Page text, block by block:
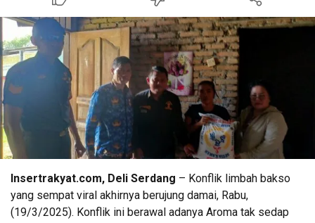
Insertrakyat.com, Deli Serdang – Konflik limbah bakso
yang sempat viral akhirnya berujung damai, Rabu,
(19/3/2025). Konflik ini berawal adanya Aroma tak sedap